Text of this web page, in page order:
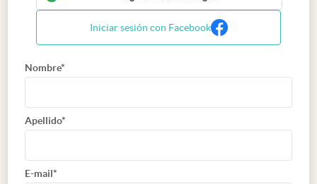
Iniciar sesión con Facebook
Nombre*
Apellido*
E-mail*